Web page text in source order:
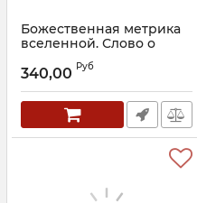
Божественная метрика
вселенной. Слово о
пространстве и
времени. Иеромонах
Артикул: 30556
340,00 Руб